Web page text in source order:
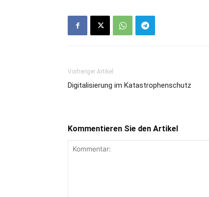
Vorheriger Artikel
Digitalisierung im Katastrophenschutz
Kommentieren Sie den Artikel